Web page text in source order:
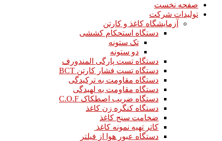
صفحه نخست
تولیدات شرکت
آزمایشگاه کاغذ و کارتن
دستگاه استحکام کششی
تک ستونه
دو ستونه
دستگاه تست پارگی المندورف
دستگاه تست فشار کارتن BCT
دستگاه مقاومت به ترکیدگی
دستگاه مقاومت به لهیدگی
دستگاه ضریب اصطکاک C.O.F
دستگاه کنگره زن کاغذ
ضخامت سنج کاغذ
کاتر تهیه نمونه کاغذ
دستگاه عبور هوا از فیلتر